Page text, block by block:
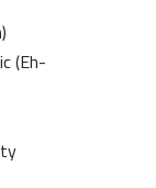
(Eh-